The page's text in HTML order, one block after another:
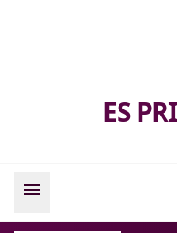
ES
menu